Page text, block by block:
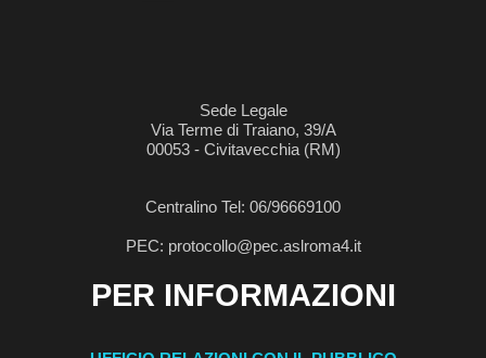
Sede Legale
Via Terme di Traiano, 39/A
00053 - Civitavecchia (RM)
Centralino Tel: 06/96669100
PEC: protocollo@pec.aslroma4.it
PER INFORMAZIONI